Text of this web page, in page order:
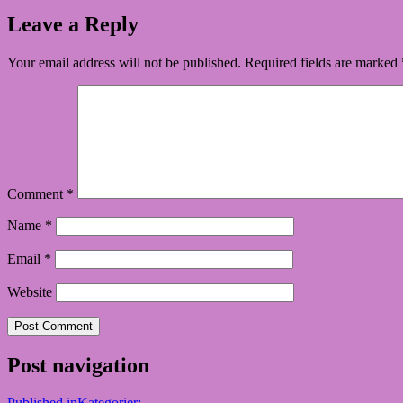
Leave a Reply
Your email address will not be published. Required fields are marked
Comment *
Name *
Email *
Website
Post navigation